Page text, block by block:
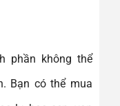
phần không thể
Bạn có thể mua